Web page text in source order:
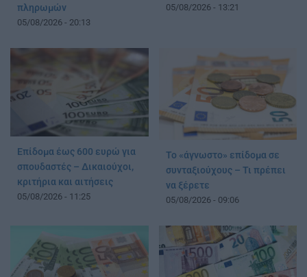
πληρωμών
05/08/2026 - 20:13
05/08/2026 - 13:21
Επίδομα έως 600 ευρώ για
σπουδαστές – Δικαιούχοι,
κριτήρια και αιτήσεις
05/08/2026 - 11:25
Το «άγνωστο» επίδομα σε
συνταξιούχους – Τι πρέπει
να ξέρετε
05/08/2026 - 09:06